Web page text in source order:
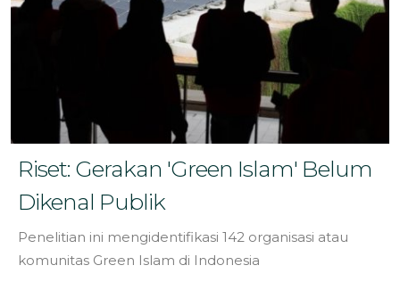
Riset: Gerakan 'Green Islam' Belum
Dikenal Publik
Penelitian ini mengidentifikasi 142 organisasi atau
komunitas Green Islam di Indonesia